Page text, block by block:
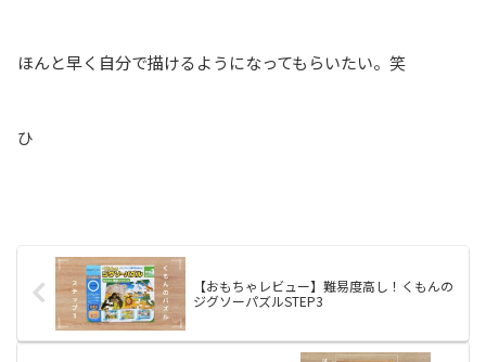
ほんと早く自分で描けるようになってもらいたい。笑
ひ
【おもちゃレビュー】難易度高し！くもんの
ジグソーパズルSTEP3